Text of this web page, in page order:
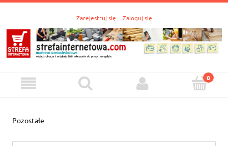
Zarejestruj się Zaloguj się
Pozostałe